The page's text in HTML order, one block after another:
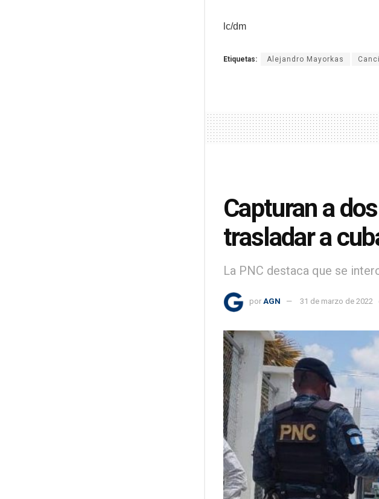
lc/dm
Etiquetas: Alejandro Mayorkas
Capturan a
trasladar a
La PNC destaca que se
por AGN 31 de marzo de 2022